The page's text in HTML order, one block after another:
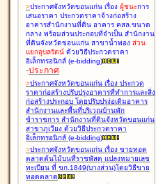
>ประกาศจังหวัดขอนแก่น เรื่อง ผู้ชนะการ
เสนอราคา ประกวดราคาจ้างก่อสร้าง
อาคารสำนักงานที่ดิน อาคาร คสล.ขนาด
กลาง พร้อมส่วนประกอบที่จำเป็น สำนักงาน
ที่ดินจังหวัดขอนแก่น สาขาน้ำพอง ส่วน
แยกอุบลรัตน์ ด้วยวิธีประกวดราคา
อิเล็กทรอนิกส์ (e-bidding)
-ประกาศ
>ประกาศจังหวัดขอนแก่น เรื่อง ประกวด
ราคาก่อสร้างปรับปรุงอาคารที่ทำการและสิ่ง
ก่อสร้างประกอบ โดยปรับปรุง่อเติมอาคาร
สำนักงานและพื้นที่บริเวณบ้านพัก
ข้าราชการ สำนักงานที่ดินจังหวัดขอนแก่น
สาขาภูเวียง ด้วยวิธีประกวดราคา
อิเล็กทรอนิกส์ (e-bidding)
>ประกาศจังหวัดขอนแก่น เรื่อง ขายทอด
ตลาดต้นไม้บนที่ราชพัสดุ แปลงหมายเลข
ทะเบียน ที่ ขก.1849(บางส่วน)โดยวิธีขาย
ทอดตลาด